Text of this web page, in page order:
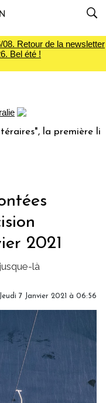
Retour de la newsletter
Bel été !
la première
2021
là
7 Janvier 2021 à 06:56